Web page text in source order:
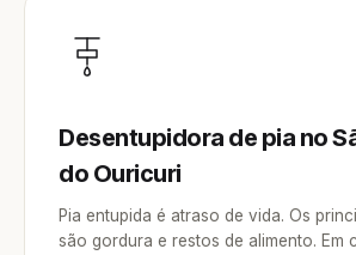
Desentupidora de pia no
do Ouricuri
Pia entupida é atraso de vida. Os
são gordura e restos de alimento. Em